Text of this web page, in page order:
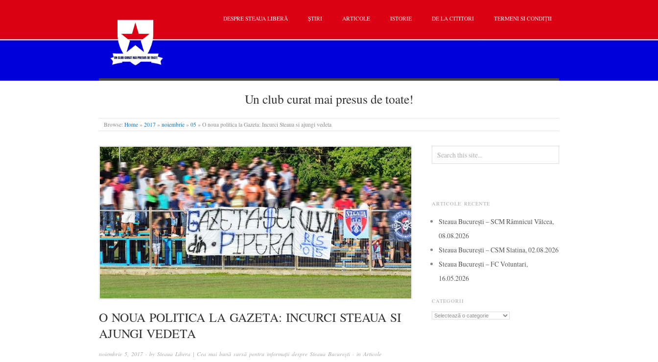
STEAUA LIBERĂ
DESPRE STEAUA LIBERĂ ȘTIRI ARTICOLE ISTORIE DE LA CITITORI TERMENI SI CONDIȚII
Un club curat mai presus de toate!
Browse: Home » 2017 » noiembrie » 05 » O noua politica la Gazeta: Incurci Steaua si ajungi vedeta
O NOUA POLITICA LA GAZETA: INCURCI STEAUA SI
AJUNGI VEDETA
noiembrie 5, 2017 · by Steaua Libera | Cea mai bună sursă pentru informații despre Steaua București · in Articole
ARTICOLE RECENTE
Steaua București – SCM Râmnicul Vâlcea,
08.08.2026
Steaua București – CSM Slatina, 02.08.2026
Steaua București – FC Voluntari,
16.05.2026
CATEGORII
Categorii